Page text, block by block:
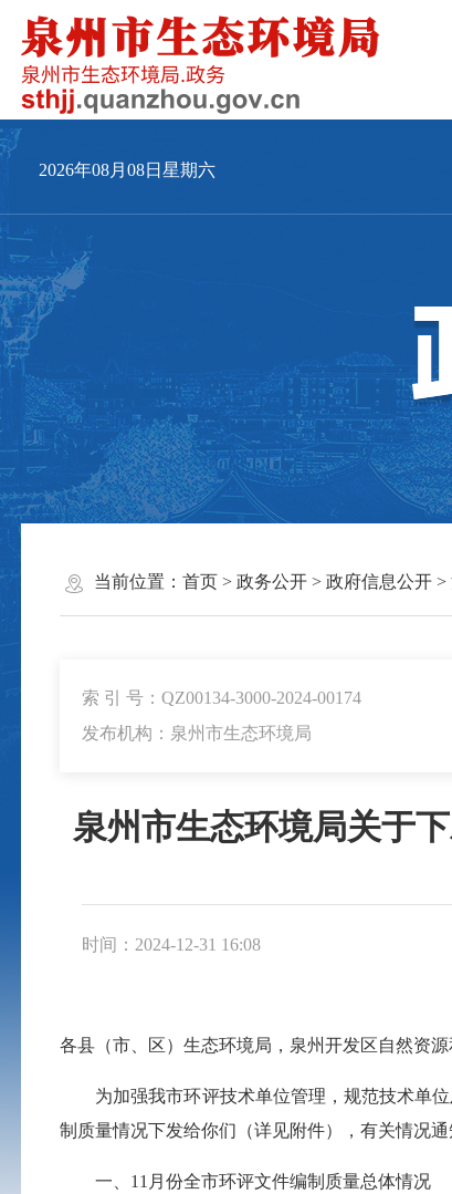
2026年08月08日星期六
当前位置： 首页> 政务公开> 政府信息公开>
索 引 号：QZ00134-3000-2024-00174
发布机构：泉州市生态环境局
泉州市生态环境局关于
时间：2024-12-31 16:08
各县（市、区）生态环境局，泉州开发区自然资
为加强我市环评技术单位管理，规范技术单
制质量情况下发给你们（详见附件），有关情况通
一、 11月份全市环评文件编制质量总体情况